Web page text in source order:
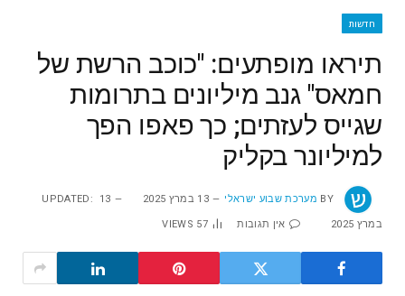
חדשות
תיראו מופתעים: "כוכב הרשת של
חמאס" גנב מיליונים בתרומות
שגייס לעזתים; כך פאפו הפך
למיליונר בקליק
BY מערכת שבוע ישראלי 13 במרץ 2025 UPDATED: 13
במרץ 2025 אין תגובות 57
VIEWS